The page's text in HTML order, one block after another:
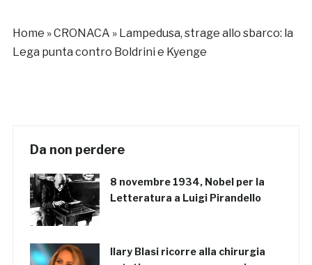
Home »CRONACA » Lampedusa, strage allo sbarco: la
Lega punta contro Boldrini e Kyenge
Da non perdere
8 novembre 1934, Nobel per la
Letteratura a Luigi Pirandello
Ilary Blasi ricorre alla chirurgia